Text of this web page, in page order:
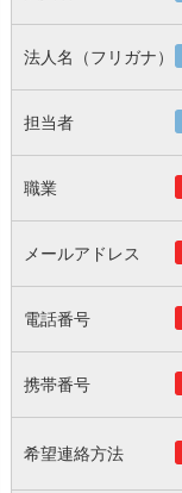
法人名（フリガナ）
担当者
職業
メールアドレス
電話番号
携帯番号
希望連絡方法